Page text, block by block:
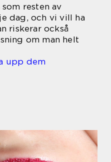
resten av
dag, och vi vill ha
riskerar också
om man helt
upp dem